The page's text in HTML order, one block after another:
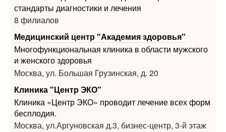
Медицинский центр "Академия здоровья"
Многофункциональная клиника в области мужского
и женского здоровья
Москва, ул. Большая Грузинская, д. 20
Клиника "Центр ЭКО"
Клиника «Центр ЭКО» проводит лечение всех форм
Москва, ул.Аргуновская д.3, бизнес-центр, 3-й этаж